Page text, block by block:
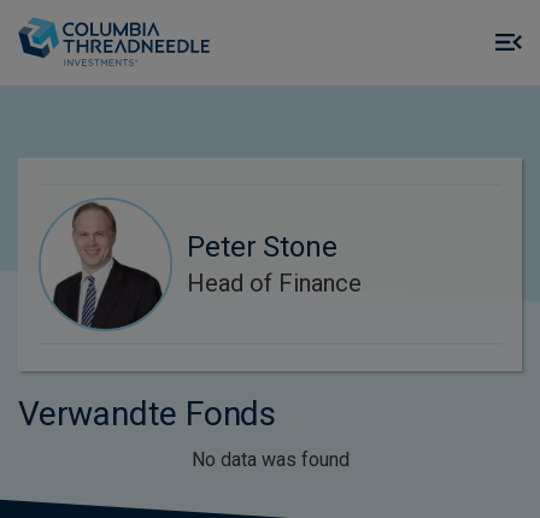
Peter Stone
Head of Finance
Verwandte Fonds
No data was found